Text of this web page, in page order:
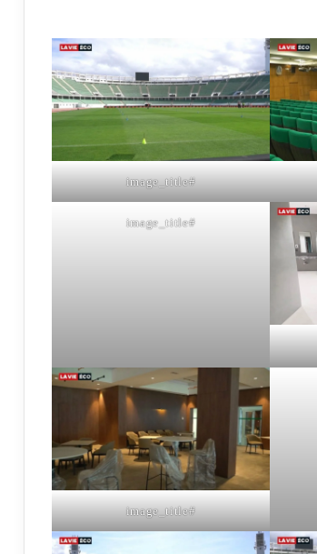
#image_title
#image_title
#image_title